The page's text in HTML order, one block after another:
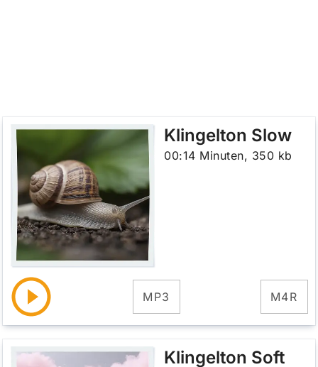
Klingelton Slow
00:14 Minuten, 350 kb
MP3 M4R
Klingelton Soft